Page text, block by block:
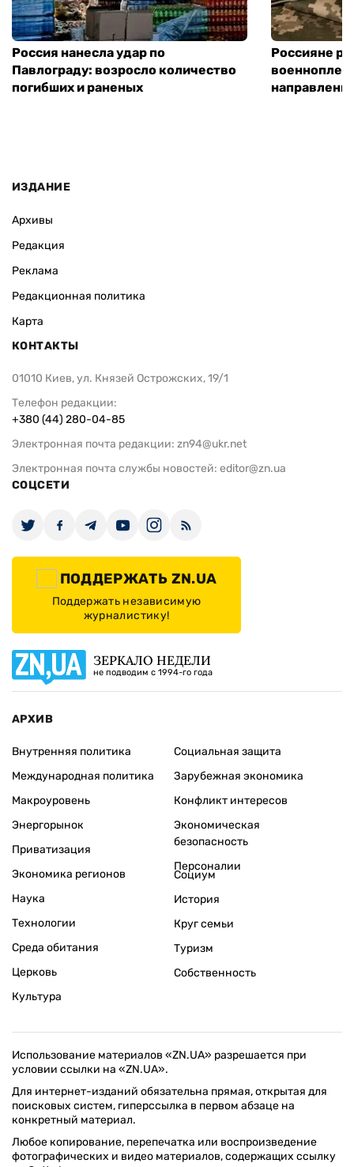
Россия нанесла удар по
Павлограду: возросло количество
погибших и раненых
Россияне
ИЗДАНИЕ
Архивы
Редакция
Реклама
Редакционная политика
Карта
КОНТАКТЫ
01010 Киев, ул. Князей Острожских, 19/1
Телефон редакции:
+380 (44) 280-04-85
Электронная почта редакции: zn94@ukr.net
Электронная почта службы новостей: editor@zn.ua
СОЦСЕТИ
ПОДДЕРЖАТЬ ZN.UA
Поддержать независимую
журналистику!
ЗЕРКАЛО НЕДЕЛИ
не подводим с 1994-го года
АРХИВ
Внутренняя политика
Международная политика
Макроуровень
Энергорынок
Приватизация
Экономика регионов
Социальная защита
Зарубежная экономика
Конфликт интересов
Экономическая
безопасность
Персоналии
Наука
Технологии
Среда обитания
Церковь
Культура
Социум
История
Круг семьи
Туризм
Собственность
Использование материалов «ZN.UA» разрешается при
условии ссылки на «ZN.UA».
Для интернет-изданий обязательна прямая, открытая для
поисковых систем, гиперссылка в первом абзаце на
конкретный материал.
Любое копирование, перепечатка или воспроизведение
фотографических и видео материалов, содержащих ссылку